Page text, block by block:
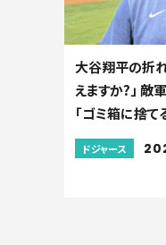
大谷翔平の折
えますか?」 敵
「ゴミ箱に捨て
ドジャース